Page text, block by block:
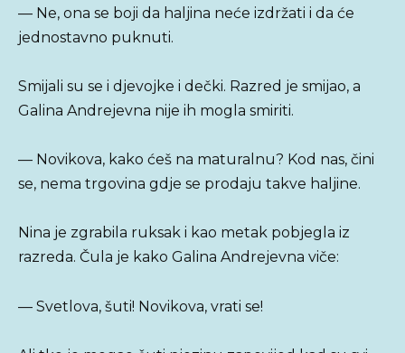
— Ne, ona se boji da haljina neće izdržati i da će
jednostavno puknuti.
Smijali su se i djevojke i dečki. Razred je smijao, a
Galina Andrejevna nije ih mogla smiriti.
— Novikova, kako ćeš na maturalnu? Kod nas, čini
se, nema trgovina gdje se prodaju takve haljine.
Nina je zgrabila ruksak i kao metak pobjegla iz
razreda. Čula je kako Galina Andrejevna viče:
— Svetlova, šuti! Novikova, vrati se!